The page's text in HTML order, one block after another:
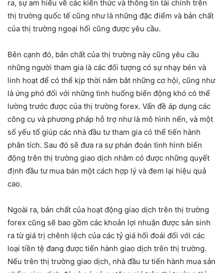
ra, sự am hiểu về các kiến thức và thông tin tài chính trên
thị trường quốc tế cũng như là những đặc điểm và bản chất
của thị trường ngoại hối cũng được yêu cầu.
Bên cạnh đó, bản chất của thị trường này cũng yêu cầu
những người tham gia là các đối tượng có sự nhạy bén và
linh hoạt để có thể kịp thời nắm bắt những cơ hội, cũng như
là ứng phó đối với những tình huống biến động khó có thể
lường trước được của thị trường forex. Vấn đề áp dụng các
công cụ và phương pháp hỗ trợ như là mô hình nến, và một
số yếu tố giúp các nhà đầu tư tham gia có thể tiến hành
phân tích. Sau đó sẽ đưa ra sự phán đoán tình hình biến
động trên thị trường giao dịch nhằm có được những quyết
định đầu tư mua bán một cách hợp lý và đem lại hiệu quả
cao.
Ngoài ra, bản chất của hoạt động giao dịch trên thị trường
forex cũng sẽ bao gồm các khoản lợi nhuận được sản sinh
ra từ giá trị chênh lệch của các tỷ giá hối đoái đối với các
loại tiền tệ đang được tiến hành giao dịch trên thị trường.
Nếu trên thị trường giao dịch, nhà đầu tư tiến hành mua sản